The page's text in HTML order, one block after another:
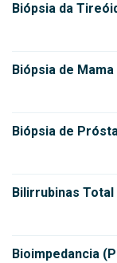
Biópsia da
Biópsia de Mama
Biópsia de
Bilirrubinas
Bioimpedancia